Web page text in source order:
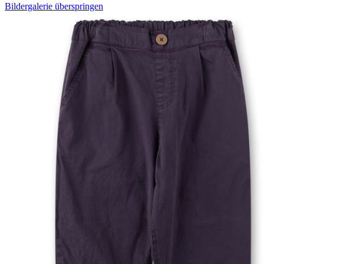
Bildergalerie überspringen